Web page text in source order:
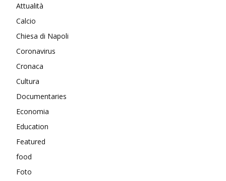
Attualità
Calcio
Chiesa di Napoli
Coronavirus
Cronaca
Cultura
Documentaries
Economia
Education
Featured
food
Foto